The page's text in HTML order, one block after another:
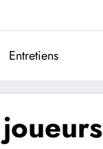
Entretiens